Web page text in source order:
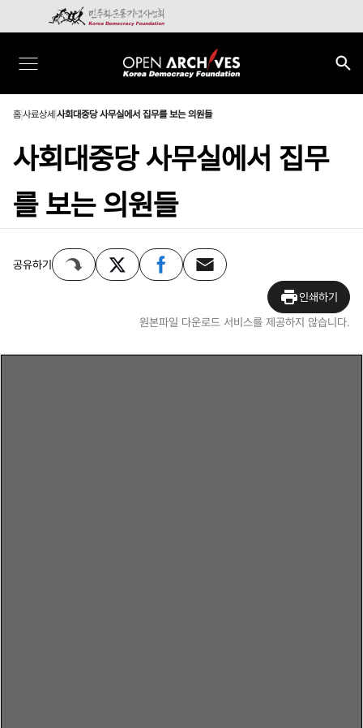
홈사료상세 사회대중당 사무실에서 집무를 보는 의원들
사회대중당 사무실에서 집무
를 보는 의원들
공유하기
인쇄하기
원본파일 다운로드 서비스를 제공하지 않습니다.